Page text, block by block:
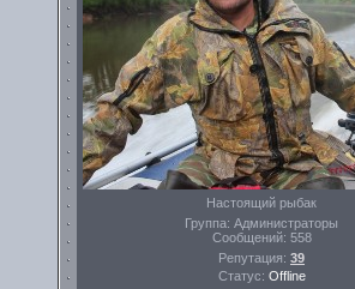
Настоящий рыбак
Группа: Администраторы
Сообщений: 558
Репутация: 39
Статус: Offline